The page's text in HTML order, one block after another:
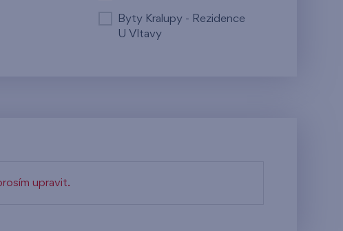
Byty Kralupy - Rezidence
U Vltavy
upravit.